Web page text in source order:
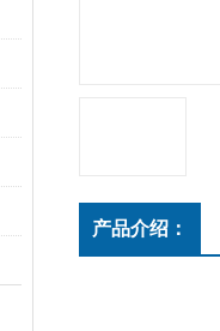
产品介绍：